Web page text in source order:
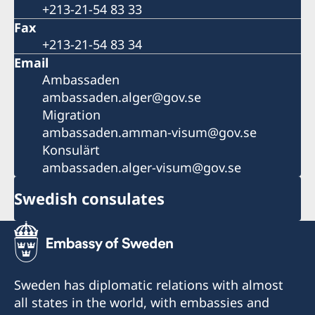
+213-21-54 83 33
Fax
+213-21-54 83 34
Email
Ambassaden
ambassaden.alger@gov.se
Migration
ambassaden.amman-visum@gov.se
Konsulärt
ambassaden.alger-visum@gov.se
Swedish consulates
Sweden has diplomatic relations with almost
all states in the world, with embassies and